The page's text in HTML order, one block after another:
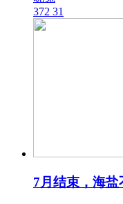
372 31
7月结束，海